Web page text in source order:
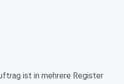
ist in mehrere Register